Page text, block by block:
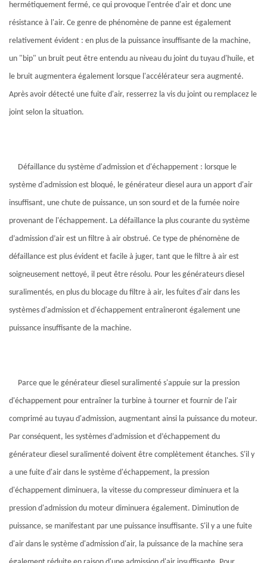
hermétiquement fermé, ce qui provoque l'entrée d'air et donc une
résistance à l'air. Ce genre de phénomène de panne est également
relativement évident : en plus de la puissance insuffisante de la machine,
un "bip" un bruit peut être entendu au niveau du joint du tuyau d'huile, et
le bruit augmentera également lorsque l'accélérateur sera augmenté.
Après avoir détecté une fuite d'air, resserrez la vis du joint ou remplacez le
joint selon la situation.
Défaillance du système d'admission et d'échappement : lorsque le
système d'admission est bloqué, le générateur diesel aura un apport d'air
insuffisant, une chute de puissance, un son sourd et de la fumée noire
provenant de l'échappement. La défaillance la plus courante du système
d’admission d’air est un filtre à air obstrué. Ce type de phénomène de
défaillance est plus évident et facile à juger, tant que le filtre à air est
soigneusement nettoyé, il peut être résolu. Pour les générateurs diesel
suralimentés, en plus du blocage du filtre à air, les fuites d'air dans les
systèmes d'admission et d'échappement entraîneront également une
puissance insuffisante de la machine.
Parce que le générateur diesel suralimenté s'appuie sur la pression
d'échappement pour entraîner la turbine à tourner et fournir de l'air
comprimé au tuyau d'admission, augmentant ainsi la puissance du moteur.
Par conséquent, les systèmes d’admission et d’échappement du
générateur diesel suralimenté doivent être complètement étanches. S'il y
a une fuite d'air dans le système d'échappement, la pression
d'échappement diminuera, la vitesse du compresseur diminuera et la
pression d'admission du moteur diminuera également. Diminution de
puissance, se manifestant par une puissance insuffisante. S'il y a une fuite
d'air dans le système d'admission d'air, la puissance de la machine sera